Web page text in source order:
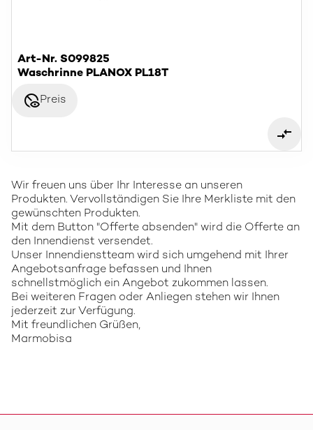
Art-Nr. S099825
Waschrinne PLANOX PL18T
disabled_visiblePreis
Wir freuen uns über Ihr Interesse an unseren
Produkten. Vervollständigen Sie Ihre Merkliste mit den
gewünschten Produkten.
Mit dem Button "Offerte absenden" wird die Offerte an
den Innendienst versendet.
Unser Innendienstteam wird sich umgehend mit Ihrer
Angebotsanfrage befassen und Ihnen
schnellstmöglich ein Angebot zukommen lassen.
Bei weiteren Fragen oder Anliegen stehen wir Ihnen
jederzeit zur Verfügung.
Mit freundlichen Grüßen,
Marmobisa